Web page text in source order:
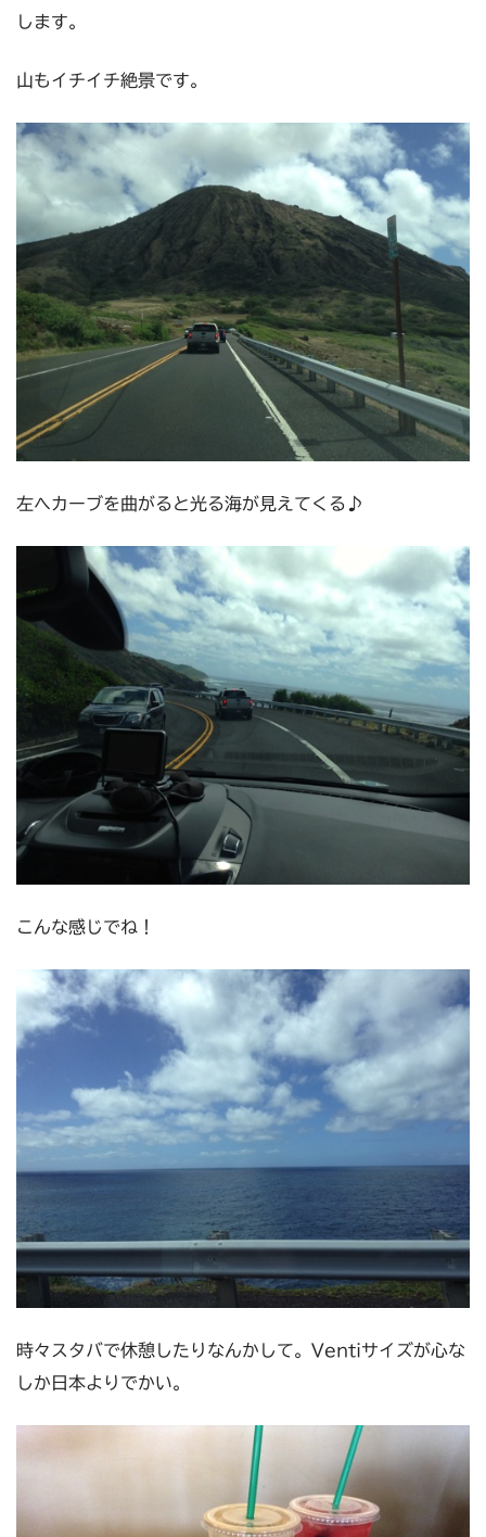
します。
山もイチイチ絶景です。
左へカーブを曲がると光る海が見えてくる♪
こんな感じでね！
時々スタバで休憩したりなんかして。Ventiサイズが心な
しか日本よりでかい。